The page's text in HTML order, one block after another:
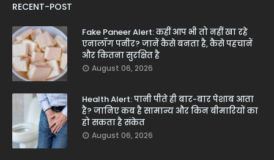
RECENT-POST
Fake Paneer Alert: कहीं आप भी तो नहीं खा रहे
एनालॉग पनीर? जानें कैसे बनता है, कैसे पहचानें
और कितना सुरक्षित है
August 06, 2026
Health Alert: पानी पीते ही बार-बार पेशाब आता
है? जानिए कब है सामान्य और किन बीमारियों का
हो सकता है संकेत
August 06, 2026